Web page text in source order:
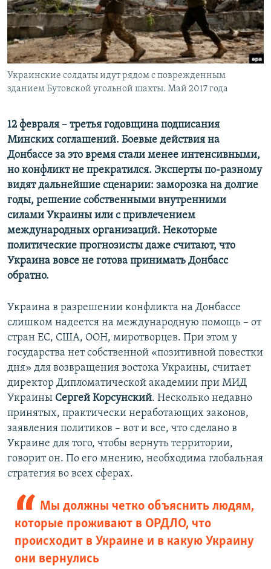
ПОБЕДИТЕЛЕЙ НЕ СУДЯТ?
КРЫМ.НЕПОКОРЕННЫЙ
ELIFBE
УКРАИНСКАЯ ПРОБЛЕМА КРЫМА
ПРИСОЕДИНЯЙТЕСЬ!
Все сайты RFE/RL
Украинские солдаты идут рядом с поврежденным
зданием Бутовской угольной шахты. Май 2017 года
12 февраля – третья годовщина подписания
Минских соглашений. Боевые действия на
Донбассе за это время стали менее интенсивными,
но конфликт не прекратился. Эксперты по-разному
видят дальнейшие сценарии: заморозка на долгие
годы, решение собственными внутренними
силами Украины или с привлечением
международных организаций. Некоторые
политические прогнозисты даже считают, что
Украина вовсе не готова принимать Донбасс
обратно.
Украина в разрешении конфликта на Донбассе
слишком надеется на международную помощь – от
стран ЕС, США, ООН, миротворцев. При этом у
государства нет собственной «позитивной повестки
дня» для возвращения востока Украины, считает
директор Дипломатической академии при МИД
Украины Сергей Корсунский. Несколько недавно
принятых, практически неработающих законов,
заявления политиков – вот и все, что сделано в
Украине для того, чтобы вернуть территории,
говорит он. По его мнению, необходима глобальная
стратегия во всех сферах.
Мы должны четко объяснить людям,
которые проживают в ОРДЛО, что
происходит в Украине и в какую Украину
они вернулись